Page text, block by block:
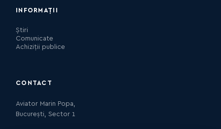
INFORMAȚII
Știri
Comunicate
Achiziții publice
CONTACT
Aviator Marin Popa,
București, Sector 1